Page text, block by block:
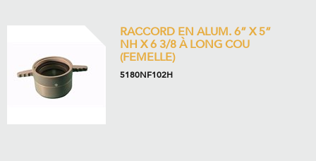
RACCORD EN ALUM. 6” X 5”
NH X 6 3/8 À LONG COU
(FEMELLE)
5180NF102H